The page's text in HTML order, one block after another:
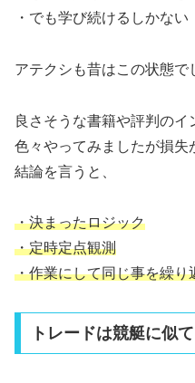
・でも学び続けるしかない
アテクシも昔はこの状態で
良さそうな書籍や評判の
色々やってみましたが損失
結論を言うと、
・決まったロジック
・定時定点観測
・作業にして同じ事を繰り
トレードは競艇に似